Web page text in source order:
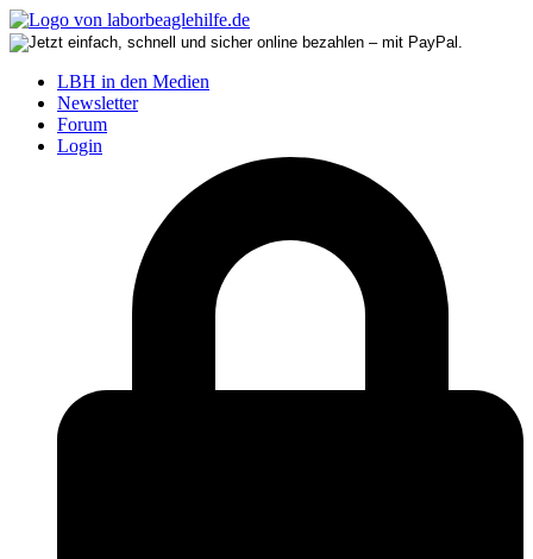
LBH in den Medien
Newsletter
Forum
Login